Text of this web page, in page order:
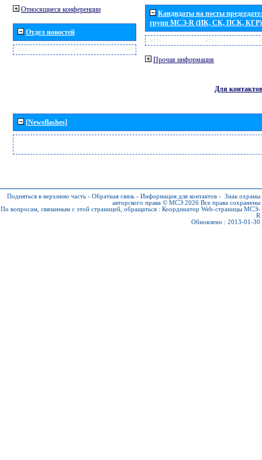
Относящиеся конференции
Отдел новостей
Кандидаты на посты
групп МСЭ-R (ИК, СК, ПСК, КГР)
Прочая информация
Для контактов
[Newsflashes]
Подняться в верхнюю часть - Обратная связь - Информация для контактов - Знак охраны
авторского права © МСЭ 2026 Все права сохранены
По вопросам, связанным с этой страницей, обращаться : Координатор Web-страницы МСЭ-
R
Обновлено : 2013-01-30